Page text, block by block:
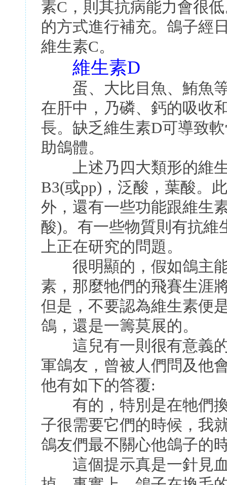
素C，則其抗病能力會很
的方式進行補充。鴿子經
維生素C。
維生素D
蛋、大比目魚、鮪魚等
在肝中，乃磷、鈣的吸收
長。缺乏維生素D可導致
助鴿體。
上述乃四大類形的維生
B3(或pp)，泛酸，葉酸。
外，還有一些功能跟維生
酸)。有一些物質則有抗
上正在研究的問題。
很明顯的，假如鴿主能
素，那麼牠們的飛賽生涯
但是，不要認為維生素便
鴿，還是一籌莫展的。
這兒有一則很有意義的
軍鴿友，曾被人們問及他
他有如下的答覆:
有的，特別是在牠們換
子很需要它們的時候，我
鴿友們最不關心他鴿子的
這個提示真是一針見血